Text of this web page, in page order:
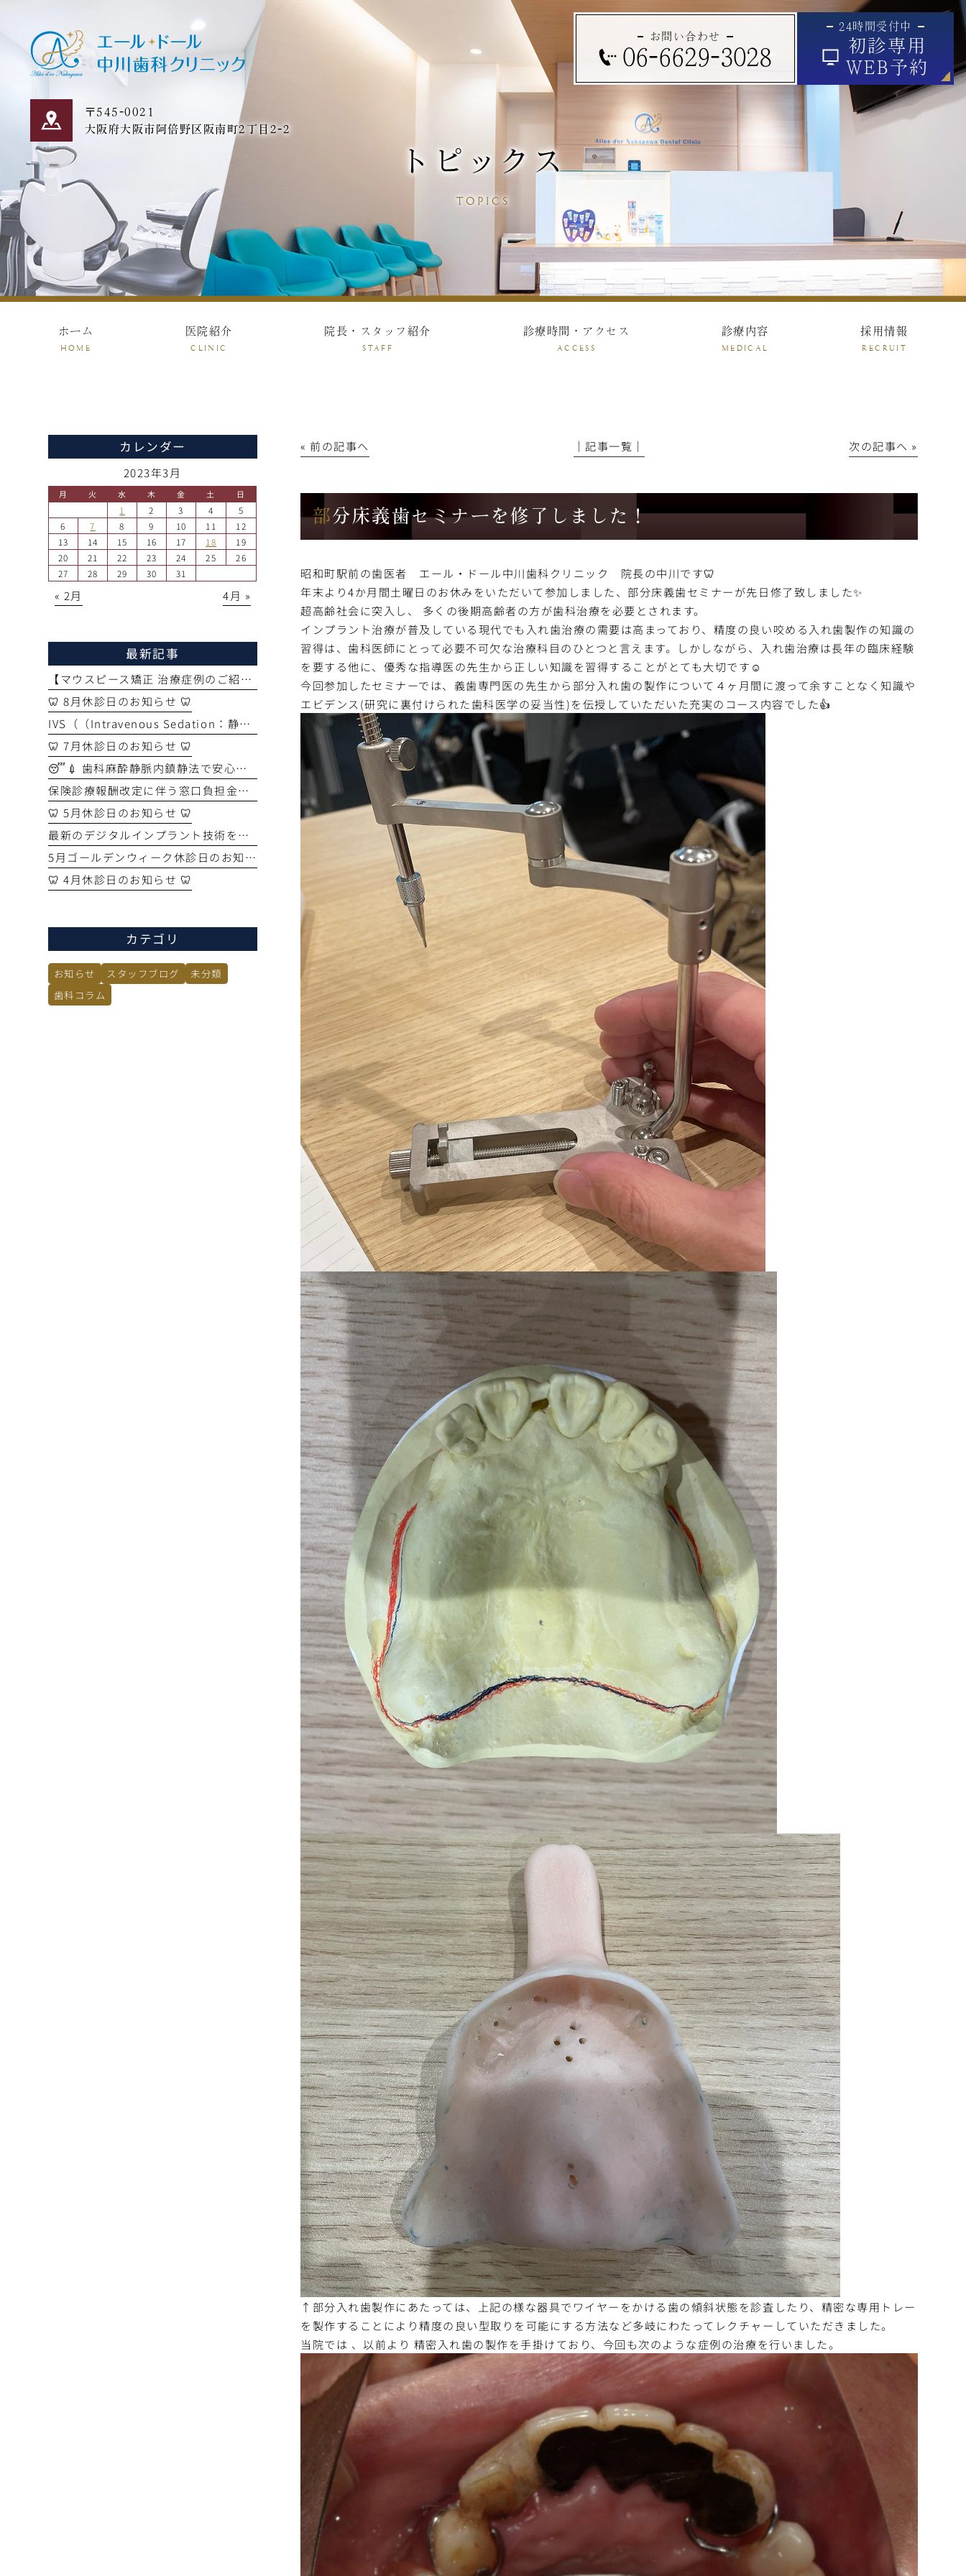
〒545-0021
大阪府大阪市阿倍野区阪南町2丁目2-2
お問い合わせ
06-6629-3028
24時間受付中
初診専用
WEB予約
トピックス
TOPICS
ホーム
HOME
医院紹介
CLINIC
院長・スタッフ紹介
STAFF
診療時間・アクセス
ACCESS
診療内容
MEDICAL
採用情報
RECRUIT
« 前の記事へ │記事一覧│ 次の記事へ »
部分床義歯セミナーを修了しました！
昭和町駅前の歯医者 エール・ドール中川歯科クリニック 院長の中川です🦷
年末より4か月間土曜日のお休みをいただいて参加しました、部分床義歯セミナーが先日修了致しました✨
超高齢社会に突入し、 多くの後期高齢者の方が歯科治療を必要とされます。
インプラント治療が普及している現代でも入れ歯治療の需要は高まっており、精度の良い咬める入れ歯製作の知識の
習得は、歯科医師にとって必要不可欠な治療科目のひとつと言えます。しかしながら、入れ歯治療は長年の臨床経験
を要する他に、優秀な指導医の先生から正しい知識を習得することがとても大切です☺️
今回参加したセミナーでは、義歯専門医の先生から部分入れ歯の製作について４ヶ月間に渡って余すことなく知識や
エビデンス(研究に裏付けられた歯科医学の妥当性)を伝授していただいた充実のコース内容でした👍
↑部分入れ歯製作にあたっては、上記の様な器具でワイヤーをかける歯の傾斜状態を診査したり、精密な専用トレー
を製作することにより精度の良い型取りを可能にする方法など多岐にわたってレクチャーしていただきました。
当院では 、以前より 精密入れ歯の製作を手掛けており、今回も次のような症例の治療を行いました。
カレンダー
2023年3月
月 火 水 木 金 土 日
1 2 3 4
5
6
7 8 9 10 11
12
13
14 15 16 17 18
19
20
21 22 23 24 25
26
27
28 29 30 31
« 2月 4月 »
最新記事
【マウスピース矯正 治療症例のご紹介】
🦷 8月休診日のお知らせ 🦷
IVS（（Intravenous Sedation：静脈内鎮静法））セミナーを受講しました🦷✨ ～より安全なインプラント治療のために～
🦷 7月休診日のお知らせ 🦷
😴💉 歯科麻酔静脈内鎮静法で安心・安全なインプラント手術🦷
保険診療報酬改定に伴う窓口負担金変更のお知らせ
🦷 5月休診日のお知らせ 🦷
最新のデジタルインプラント技術を習得！「ガイド手術セミナー」に参加してきました🦷✨
5月ゴールデンウィーク休診日のお知らせ
🦷 4月休診日のお知らせ 🦷
カテゴリ
お知らせ スタッフブログ
未分類
歯科コラム